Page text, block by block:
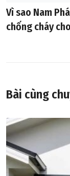
Vì sao Nam
chống cháy
Bài cùng